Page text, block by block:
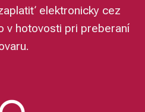
elektronicky cez
v hotovosti pri preberaní